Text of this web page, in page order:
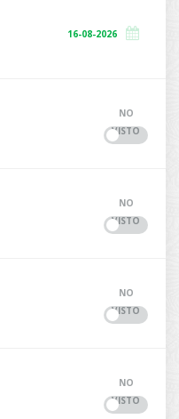
16-08-2026
NO
VISTO
NO
VISTO
NO
VISTO
NO
VISTO